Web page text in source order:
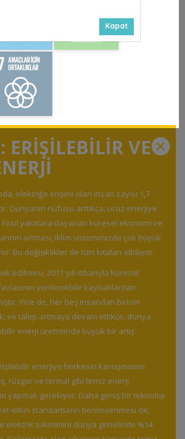
Kapat
ERİŞİLEBİLİR VE
elektriğe erişimi olan insan sayısı 1,7
Dünyanın nüfusu arttıkça, ucuz enerjiye
yakıtlara dayanan küresel ekonomi ve
artması, iklim sistemimizde çok büyük
Bu değişiklikler de tüm kıtaları etkiliyor.
edilmesi, 2011 yılı itibarıyla küresel
yenilenebilir kaynaklardan
Yine de, her beş insandan birinin
ve talep artmaya devam ettikçe, dünya
enerji üretiminde büyük bir artış
enerjiye herkesin kavuşmasını
rüzgar ve termal gibi temiz enerji
yapmak gerekiyor. Daha geniş bir teknoloji
etkin standartların benimsenmesi de,
elektrik tüketimini dünya genelinde %14